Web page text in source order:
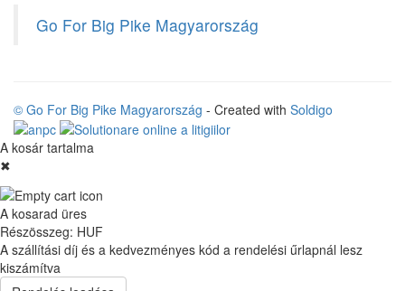
Go For Big Pike Magyarország
© Go For Big Pike Magyarország - Created with Soldigo
A kosár tartalma
✖
A kosarad üres
Részösszeg: HUF
A szállítási díj és a kedvezményes kód a rendelési űrlapnál lesz
kiszámítva